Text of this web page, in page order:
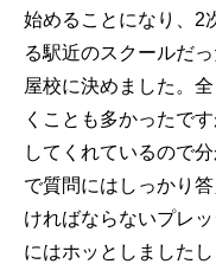
始めることになり、2
る駅近のスクールだ
屋校に決めました。
くことも多かったで
してくれているので
で質問にはしっかり
ければならないプレ
にはホッとしました